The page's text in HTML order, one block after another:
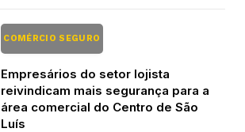
COMÉRCIO SEGURO
Empresários do setor lojista
reivindicam mais segurança para a
área comercial do Centro de São
Luís